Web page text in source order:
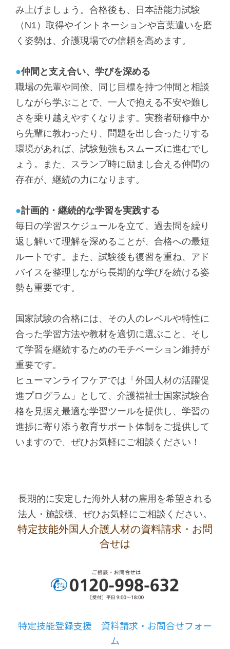
み上げましょう。合格後も、日本語能力試験
（N1）取得やイントネーションや言葉遣いを磨
く姿勢は、介護現場での信頼を高めます。
●仲間と支え合い、学びを深める
職場の先輩や同僚、同じ目標を持つ仲間と相談
しながら学ぶことで、一人で抱える不安や難し
さを乗り越えやすくなります。実務者研修中か
ら先輩に教わったり、問題を出し合ったりする
環境があれば、試験勉強もスムーズに進むでし
ょう。また、スランプ時に励まし合える仲間の
存在が、継続の力になります。
●計画的・継続的な学習を実践する
毎日の学習スケジュールを立て、過去問を繰り
返し解いて理解を深めることが、合格への最短
ルートです。また、試験後も復習を重ね、アド
バイスを整理しながら長期的な学びを続ける姿
勢も重要です。
国家試験の合格には、その人のレベルや特性に
合った学習方法や教材を適切に選ぶこと、そし
て学習を継続するためのモチベーション維持が
重要です。
ヒューマンライフケアでは「外国人材の活躍促
進プログラム」として、介護福祉士国家試験合
格を見据え最適な学習ツールを提供し、学習の
進捗に寄り添う教育サポート体制をご提供して
いますので、ぜひお気軽にご相談ください！
長期的に安定した海外人材の雇用を希望される
法人・施設様、ぜひお気軽にご相談ください。
特定技能外国人介護人材の資料請求・お問
合せは